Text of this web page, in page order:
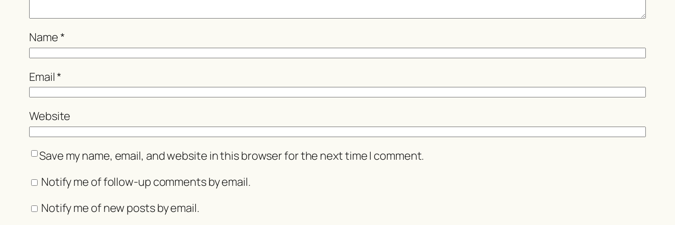
Name*
Email*
Website
Save my name, email, and website in this browser for the next time I comment.
Notify me of follow-up comments by email.
Notify me of new posts by email.